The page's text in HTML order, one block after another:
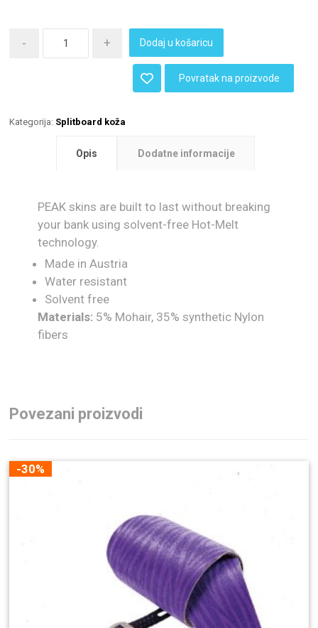
- + Dodaj u košaricu
Povratak na proizvode
Kategorija: Splitboard koža
Opis Dodatne informacije
PEAK skins are built to last without breaking
your bank using solvent-free Hot-Melt
technology.
Made in Austria
Water resistant
Solvent free
Materials: 5% Mohair, 35% synthetic Nylon
fibers
Povezani proizvodi
-30%